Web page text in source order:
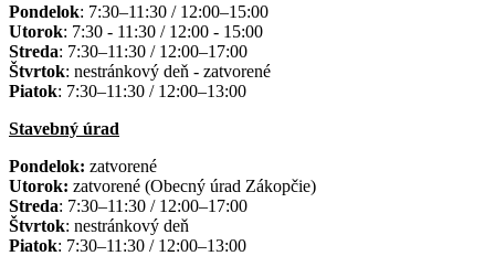
Pondelok: 7:30–11:30 / 12:00–15:00
Utorok: 7:30 - 11:30 / 12:00 - 15:00
Streda: 7:30–11:30 / 12:00–17:00
Štvrtok: nestránkový deň - zatvorené
Piatok: 7:30–11:30 / 12:00–13:00
Stavebný úrad
Pondelok: zatvorené
Utorok: zatvorené (Obecný úrad Zákopčie)
Streda: 7:30–11:30 / 12:00–17:00
Štvrtok: nestránkový deň
Piatok: 7:30–11:30 / 12:00–13:00